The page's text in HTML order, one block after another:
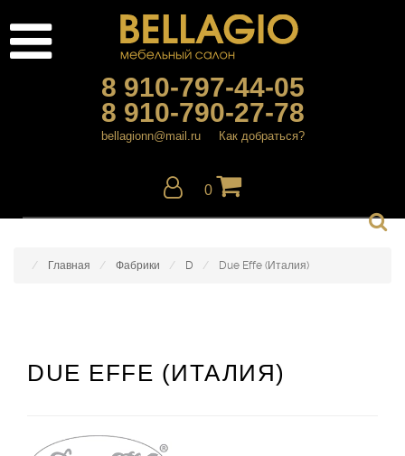
8 910-797-44-05
8 910-790-27-78
bellagionn@mail.ru Как добраться?
0
Главная Фабрики D Due Effe (Италия)
DUE EFFE (ИТАЛИЯ)